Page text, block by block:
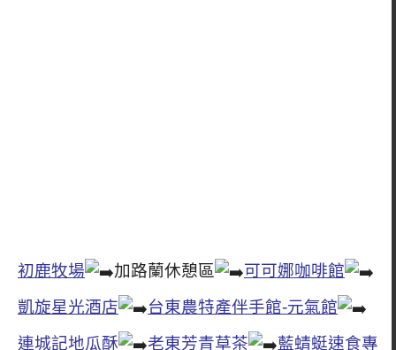
初鹿牧場 加路蘭休憩區
可可娜咖啡館
凱旋星光酒店
台東農特產伴手館-元氣館
連城記地瓜酥
老東芳青草茶 藍蜻蜓速食專